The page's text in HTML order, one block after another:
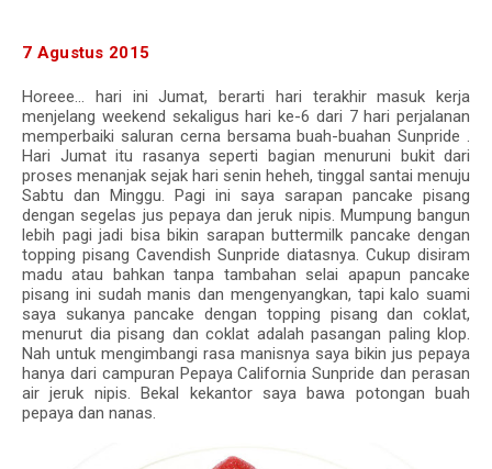
7 Agustus 2015
Horeee... hari ini Jumat, berarti hari terakhir masuk kerja
menjelang weekend sekaligus hari ke-6 dari 7 hari perjalanan
memperbaiki saluran cerna bersama buah-buahan Sunpride .
Hari Jumat itu rasanya seperti bagian menuruni bukit dari
proses menanjak sejak hari senin heheh, tinggal santai menuju
Sabtu dan Minggu. Pagi ini saya sarapan pancake pisang
dengan segelas jus pepaya dan jeruk nipis. Mumpung bangun
lebih pagi jadi bisa bikin sarapan buttermilk pancake dengan
topping pisang Cavendish Sunpride diatasnya. Cukup disiram
madu atau bahkan tanpa tambahan selai apapun pancake
pisang ini sudah manis dan mengenyangkan, tapi kalo suami
saya sukanya pancake dengan topping pisang dan coklat,
menurut dia pisang dan coklat adalah pasangan paling klop.
Nah untuk mengimbangi rasa manisnya saya bikin jus pepaya
hanya dari campuran Pepaya California Sunpride dan perasan
air jeruk nipis. Bekal kekantor saya bawa potongan buah
pepaya dan nanas.